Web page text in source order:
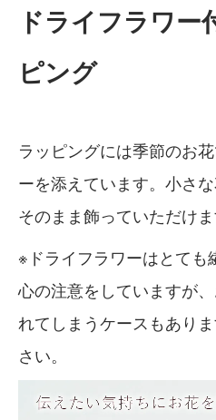
ドライフラワー
ピング
ラッピングには季節のお
ーを添えています。小さ
そのまま飾っていただけま
※ドライフラワーはとても
心の注意をしていますが
れてしまうケースもあり
さい。